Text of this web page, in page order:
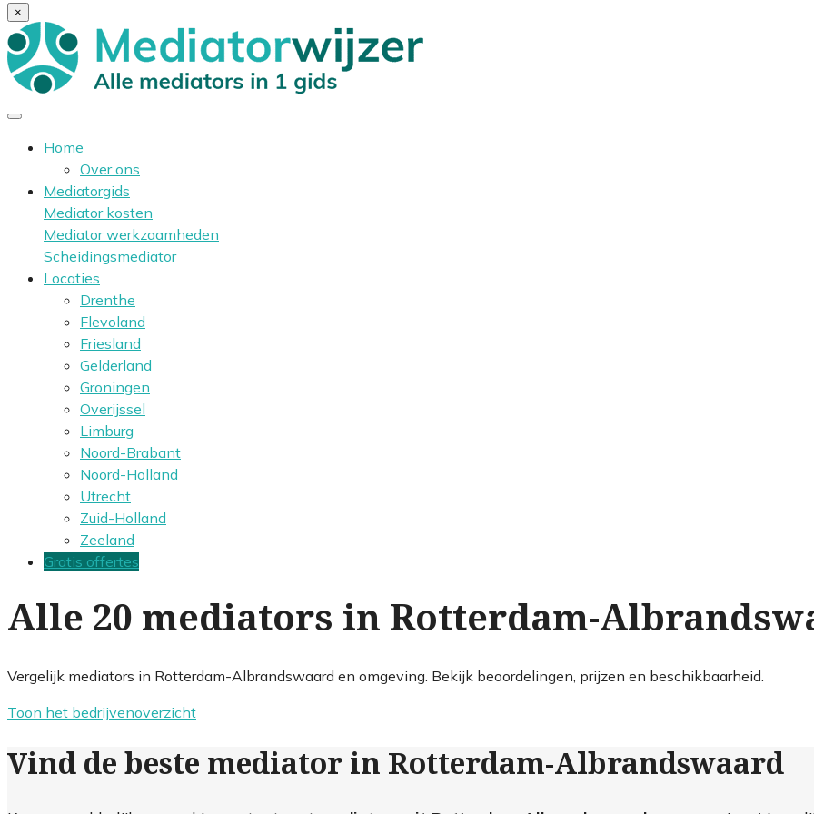
×
Home
Over ons
Mediatorgids
Mediator kosten
Mediator werkzaamheden
Scheidingsmediator
Locaties
Drenthe
Flevoland
Friesland
Gelderland
Groningen
Overijssel
Limburg
Noord-Brabant
Noord-Holland
Utrecht
Zuid-Holland
Zeeland
Gratis offertes
Alle 20 mediators in Rotterdam-
Vergelijk mediators in Rotterdam-Albrandswaard en omgeving. Bekijk beoordelingen, prijzen en beschikbaarheid.
Toon het bedrijvenoverzicht
Vind de beste mediator in Rotterdam-Albrandswaard